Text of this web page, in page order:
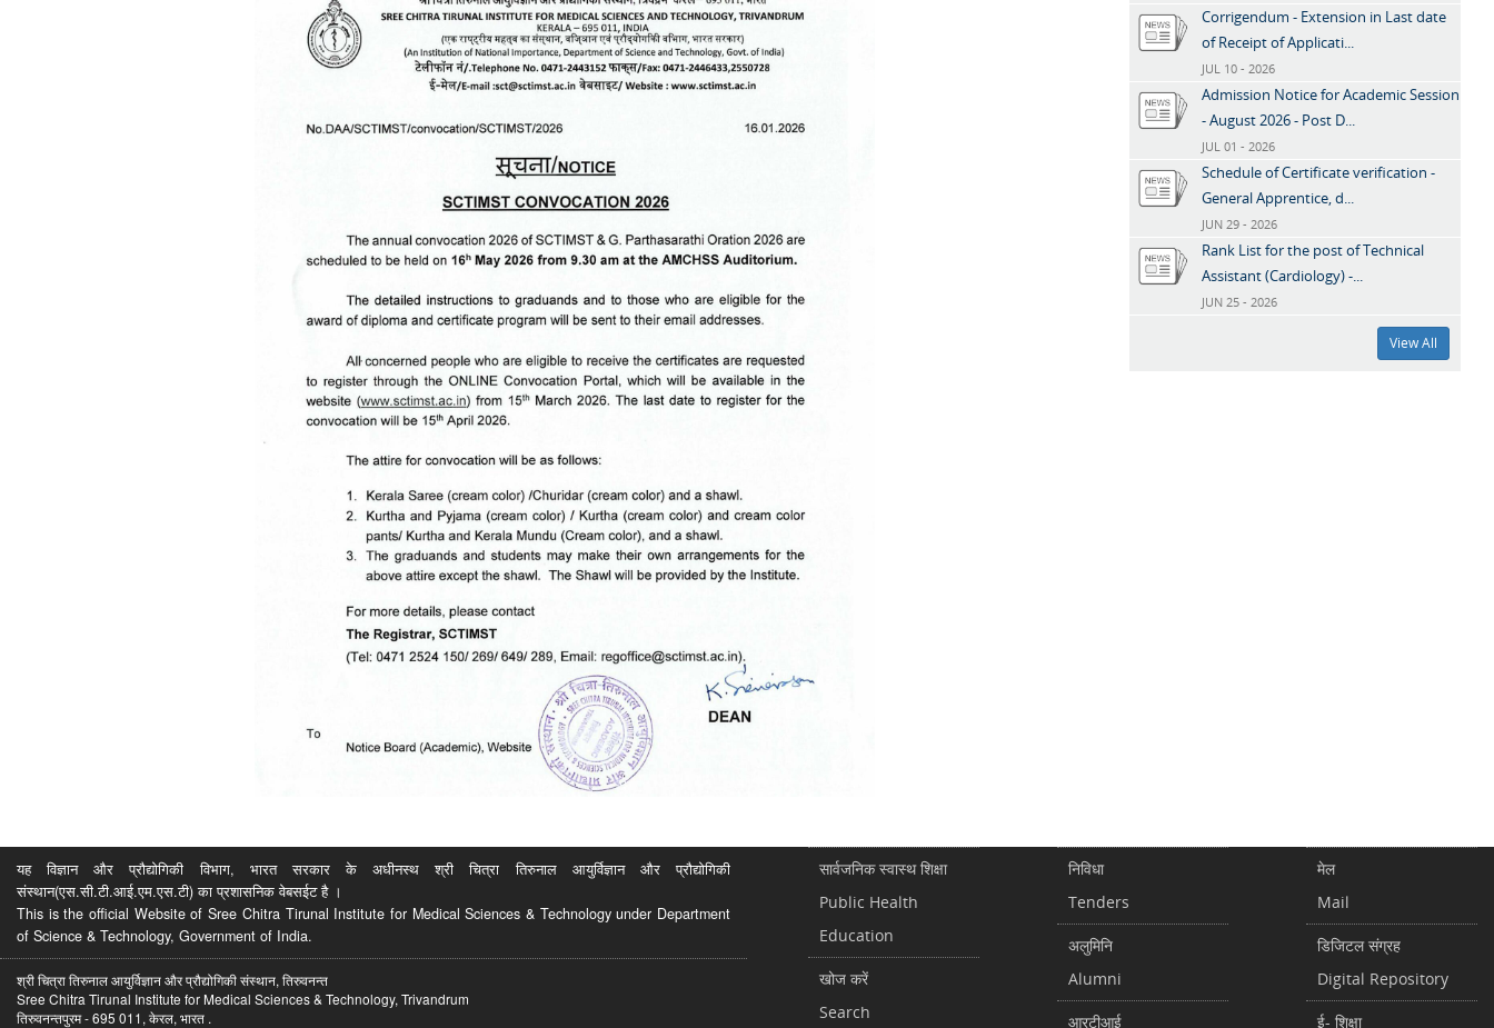
Corrigendum - Extension in Last date
of Receipt of Applicati...
JUL 10 - 2026
Admission Notice for Academic Session
- August 2026 - Post D...
JUL 01 - 2026
Schedule of Certificate verification -
General Apprentice, d...
JUN 29 - 2026
Rank List for the post of Technical
Assistant (Cardiology) -...
JUN 25 - 2026
View All
यह विज्ञान और प्रौद्योगिकी विभाग, भारत सरकार के अधीनस्थ श्री चित्रा तिरुनाल आयुर्विज्ञान और प्रौद्योगिकी
संस्थान(एस.सी.टी.आई.एम.एस.टी) का प्रशासनिक वेबसईट है ।
This is the official Website of Sree Chitra Tirunal Institute for Medical Sciences & Technology under Department
of Science & Technology, Government of India.
श्री चित्रा तिरुनाल आयुर्विज्ञान और प्रौद्योगिकी संस्थान, तिरुवनन्त
Sree Chitra Tirunal Institute for Medical Sciences & Technology, Trivandrum
तिरुवनन्तपुरम - 695 011, केरल, भारत .
सार्वजनिक स्वास्थ शिक्षा
Public Health
Education
खोज करें
Search
निविधा
Tenders
अलुमिनि
Alumni
आरटीआई
मेल
Mail
डिजिटल संग्रह
Digital Repository
ई- शिक्षा